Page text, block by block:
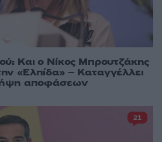
Και ο Νίκος Μπρουτζάκης
«Ελπίδα» – Καταγγέλλει
αποφάσεων
21